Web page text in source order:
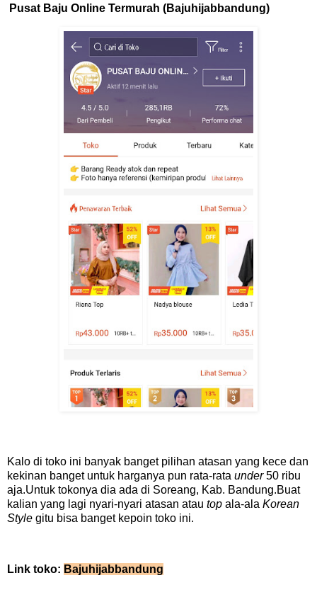
Pusat Baju Online Termurah (Bajuhijabbandung)
Kalo di toko ini banyak banget pilihan atasan yang kece dan
kekinan banget untuk harganya pun rata-rata under50 ribu
aja.Untuk tokonya dia ada di Soreang, Kab. Bandung.Buat
kalian yang lagi nyari-nyari atasan atau top ala-ala Korean
Style gitu bisa banget kepoin toko ini.
Link toko: Bajuhijabbandung